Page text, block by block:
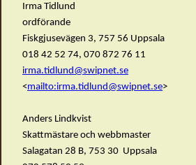
Irma Tidlund
ordförande
Fiskgjusevägen 3, 757 56 Uppsala
018 42 52 74, 070 872 76 11
irma.tidlund@swipnet.se
<mailto:irma.tidlund@swipnet.se>
Anders
Skattmästare och webbmaster
Salagatan 28 B, 753 30 Uppsala